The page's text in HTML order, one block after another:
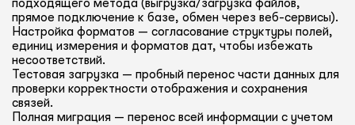
подходящего метода (выгрузка/загрузка файлов,
прямое подключение к базе, обмен через веб-сервисы).
Настройка форматов — согласование структуры полей,
единиц измерения и форматов дат, чтобы избежать
несоответствий.
Тестовая загрузка — пробный перенос части данных для
проверки корректности отображения и сохранения
связей.
Полная миграция — перенос всей информации с учетом